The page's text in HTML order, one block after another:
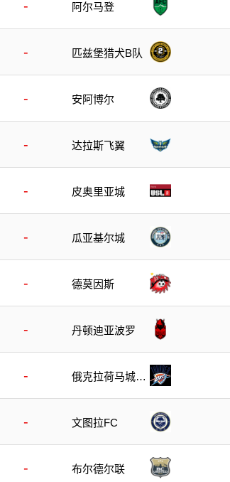
- 阿尔马登
- 匹兹堡猎犬B队
- 安阿博尔
- 达拉斯飞翼
- 皮奥里亚城
- 瓜亚基尔城
- 德莫因斯
- 丹顿迪亚波罗
-
俄克拉荷马城雷
- 文图拉FC
- 布尔德尔联